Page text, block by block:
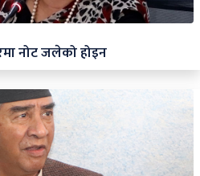
नोट जलेको होइन